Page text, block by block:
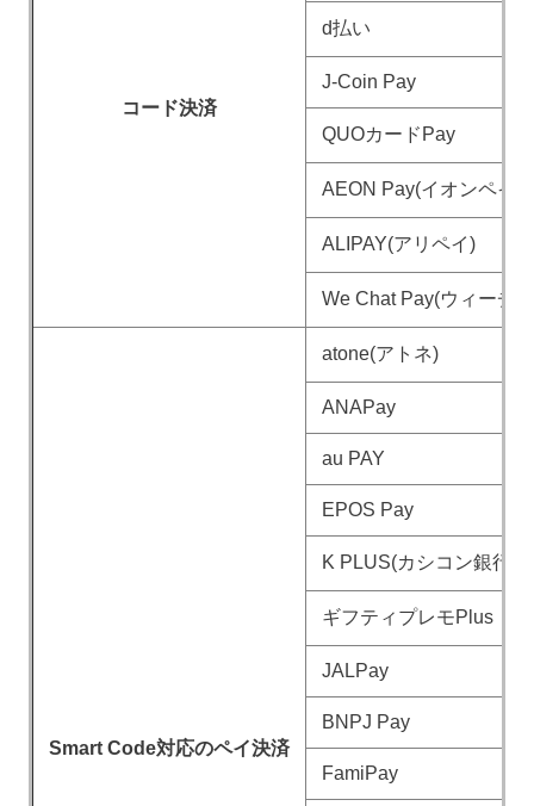
コード決済
d払い
J-Coin Pay
QUOカードPay
AEON Pay(イオンペイ)
ALIPAY(アリペイ)
We Chat Pay(ウィーチ
Smart Code対応のペイ決済
atone(アトネ)
ANAPay
au PAY
EPOS Pay
K PLUS(カシコン銀行)
ギフティプレモPlus
JALPay
BNPJ Pay
FamiPay